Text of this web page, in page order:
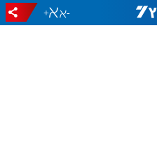
-
+